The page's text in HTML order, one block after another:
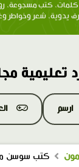
كتب مسجوعة،
يدوية، شعر وخواطر
تعليمية
ارسم
كتب سوسن